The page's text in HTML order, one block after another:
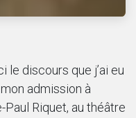
le discours que j’ai eu
admission à
Paul Riquet, au théâtre